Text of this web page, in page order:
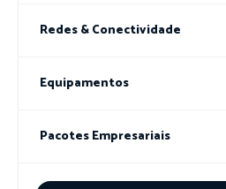
Redes & Conectividade
Equipamentos
Pacotes Empresariais